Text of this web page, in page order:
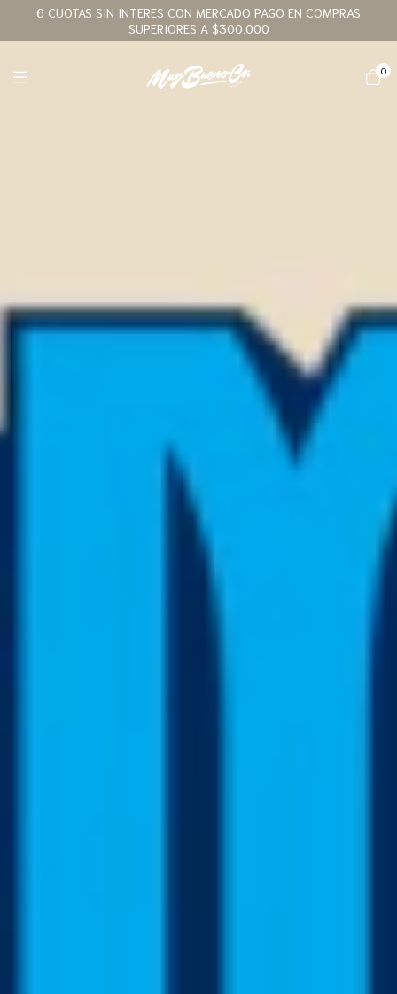
6 CUOTAS SIN INTERES CON MERCADO PAGO EN COMPRAS
SUPERIORES A $300.000
0